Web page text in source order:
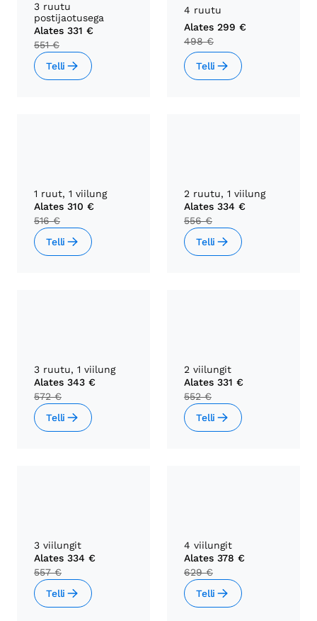
3 ruutu
postijaotusega
Alates 331 €
551 €
Telli
4 ruutu
Alates 299 €
498 €
Telli
1 ruut, 1 viilung
Alates 310 €
516 €
Telli
2 ruutu, 1 viilung
Alates 334 €
556 €
Telli
3 ruutu, 1 viilung
Alates 343 €
572 €
Telli
2 viilungit
Alates 331 €
552 €
Telli
3 viilungit
Alates 334 €
557 €
Telli
4 viilungit
Alates 378 €
629 €
Telli